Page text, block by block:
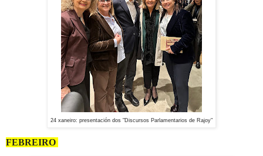
24 xaneiro: presentación dos "Discursos Parlamentarios de Rajoy"
FEBREIRO